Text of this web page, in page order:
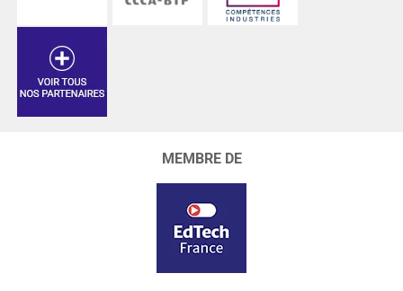
MEMBRE DE